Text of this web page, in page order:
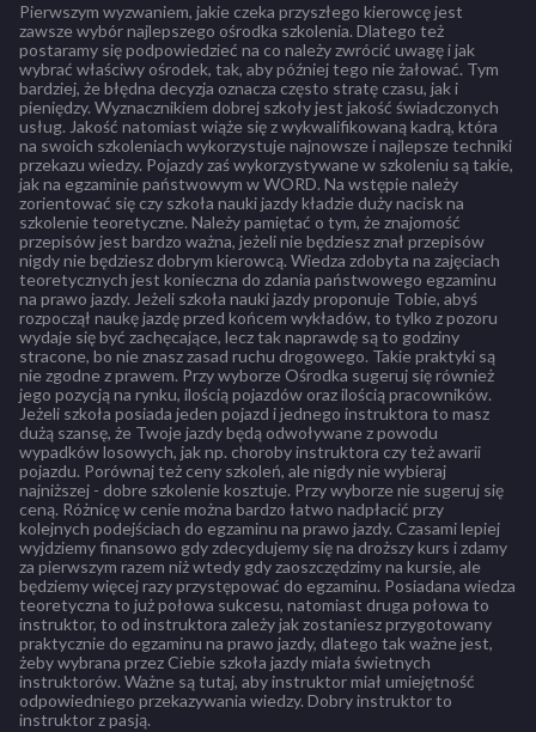
Pierwszym wyzwaniem, jakie czeka przyszłego kierowcę jest
zawsze wybór najlepszego ośrodka szkolenia. Dlatego też
postaramy się podpowiedzieć na co należy zwrócić uwagę i jak
wybrać właściwy ośrodek, tak, aby później tego nie żałować. Tym
bardziej, że błędna decyzja oznacza często stratę czasu, jak i
pieniędzy. Wyznacznikiem dobrej szkoły jest jakość świadczonych
usług. Jakość natomiast wiąże się z wykwalifikowaną kadrą, która
na swoich szkoleniach wykorzystuje najnowsze i najlepsze techniki
przekazu wiedzy. Pojazdy zaś wykorzystywane w szkoleniu są takie,
jak na egzaminie państwowym w WORD. Na wstępie należy
zorientować się czy szkoła nauki jazdy kładzie duży nacisk na
szkolenie teoretyczne. Należy pamiętać o tym, że znajomość
przepisów jest bardzo ważna, jeżeli nie będziesz znał przepisów
nigdy nie będziesz dobrym kierowcą. Wiedza zdobyta na zajęciach
teoretycznych jest konieczna do zdania państwowego egzaminu
na prawo jazdy. Jeżeli szkoła nauki jazdy proponuje Tobie, abyś
rozpoczął naukę jazdę przed końcem wykładów, to tylko z pozoru
wydaje się być zachęcające, lecz tak naprawdę są to godziny
stracone, bo nie znasz zasad ruchu drogowego. Takie praktyki są
nie zgodne z prawem. Przy wyborze Ośrodka sugeruj się również
jego pozycją na rynku, ilością pojazdów oraz ilością pracowników.
Jeżeli szkoła posiada jeden pojazd i jednego instruktora to masz
dużą szansę, że Twoje jazdy będą odwoływane z powodu
wypadków losowych, jak np. choroby instruktora czy też awarii
pojazdu. Porównaj też ceny szkoleń, ale nigdy nie wybieraj
najniższej - dobre szkolenie kosztuje. Przy wyborze nie sugeruj się
ceną. Różnicę w cenie można bardzo łatwo nadpłacić przy
kolejnych podejściach do egzaminu na prawo jazdy. Czasami lepiej
wyjdziemy finansowo gdy zdecydujemy się na droższy kurs i zdamy
za pierwszym razem niż wtedy gdy zaoszczędzimy na kursie, ale
będziemy więcej razy przystępować do egzaminu. Posiadana wiedza
teoretyczna to już połowa sukcesu, natomiast druga połowa to
instruktor, to od instruktora zależy jak zostaniesz przygotowany
praktycznie do egzaminu na prawo jazdy, dlatego tak ważne jest,
żeby wybrana przez Ciebie szkoła jazdy miała świetnych
instruktorów. Ważne są tutaj, aby instruktor miał umiejętność
odpowiedniego przekazywania wiedzy. Dobry instruktor to
instruktor z pasją.